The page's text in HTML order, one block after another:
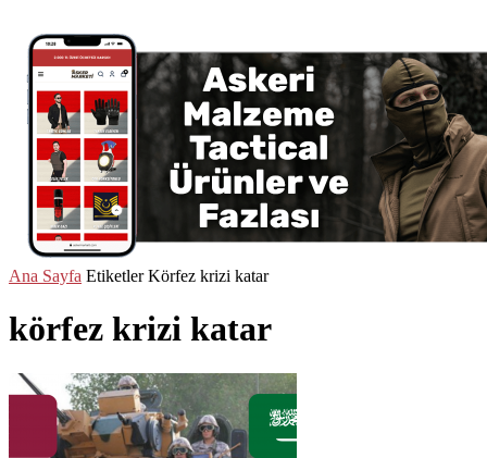
Ana Sayfa Etiketler Körfez krizi katar
körfez krizi katar